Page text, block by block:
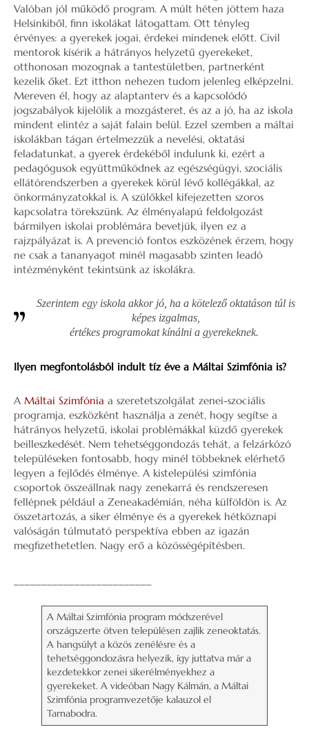
Valóban jól működő program. A múlt héten jöttem haza
Helsinkiből, finn iskolákat látogattam. Ott tényleg
érvényes: a gyerekek jogai, érdekei mindenek előtt. Civil
mentorok kísérik a hátrányos helyzetű gyerekeket,
otthonosan mozognak a tantestületben, partnerként
kezelik őket. Ezt itthon nehezen tudom jelenleg elképzelni.
Mereven él, hogy az alaptanterv és a kapcsolódó
jogszabályok kijelölik a mozgásteret, és az a jó, ha az iskola
mindent elintéz a saját falain belül. Ezzel szemben a máltai
iskolákban tágan értelmezzük a nevelési, oktatási
feladatunkat, a gyerek érdekéből indulunk ki, ezért a
pedagógusok együttműködnek az egészségügyi, szociális
ellátórendszerben a gyerekek körül lévő kollégákkal, az
önkormányzatokkal is. A szülőkkel kifejezetten szoros
kapcsolatra törekszünk. Az élményalapú feldolgozást
bármilyen iskolai problémára bevetjük, ilyen ez a
rajzpályázat is. A prevenció fontos eszközének érzem, hogy
ne csak a tananyagot minél magasabb szinten leadó
intézményként tekintsünk az iskolákra.
Szerintem egy iskola akkor jó, ha a kötelező oktatáson túl is
képes izgalmas,
értékes programokat kínálni a gyerekeknek.
Ilyen megfontolásból indult tíz éve a Máltai Szimfónia is?
A Máltai Szimfónia a szeretetszolgálat zenei-szociális
programja, eszközként használja a zenét, hogy segítse a
hátrányos helyzetű, iskolai problémákkal küzdő gyerekek
beilleszkedését. Nem tehetséggondozás tehát, a felzárkózó
településeken fontosabb, hogy minél többeknek elérhető
legyen a fejlődés élménye. A kistelepülési szimfónia
csoportok összeállnak nagy zenekarrá és rendszeresen
fellépnek például a Zeneakadémián, néha külföldön is. Az
összetartozás, a siker élménye és a gyerekek hétköznapi
valóságán túlmutató perspektíva ebben az igazán
megfizethetetlen. Nagy erő a közösségépítésben.
A Máltai Szimfónia program módszerével
országszerte ötven településen zajlik zeneoktatás.
A hangsúlyt a közös zenélésre és a
tehetséggondozásra helyezik, így juttatva már a
kezdetekkor zenei sikerélményekhez a
gyerekeket. A videóban Nagy Kálmán, a Máltai
Szimfónia programvezetője kalauzol el
Tarnabodra.